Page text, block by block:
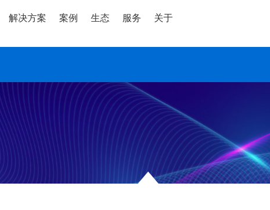
解决方案 案例 生态 服务 关于